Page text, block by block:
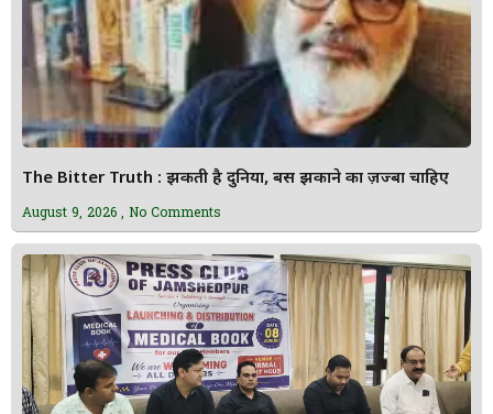
The Bitter Truth : झुकती है दुनिया, बस झुकाने का ज़ज्बा चाहिए
August 9, 2026 No Comments